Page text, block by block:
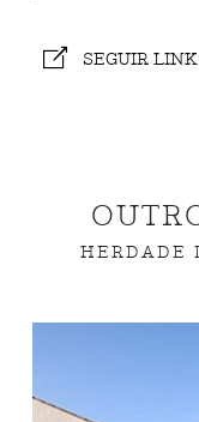
SEGUIR LINK
HERDADE